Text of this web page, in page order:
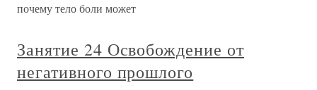
почему тело боли может
Занятие 24 Освобождение от
негативного прошлого